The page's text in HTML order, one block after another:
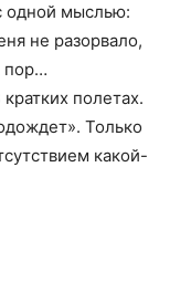
одной мыслью:
не разорвало,
пор…
полетах.
Только
какой-